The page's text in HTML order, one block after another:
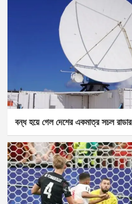
বন্ধ হয়ে গেল দেশের একমাত্র সচল রাডার